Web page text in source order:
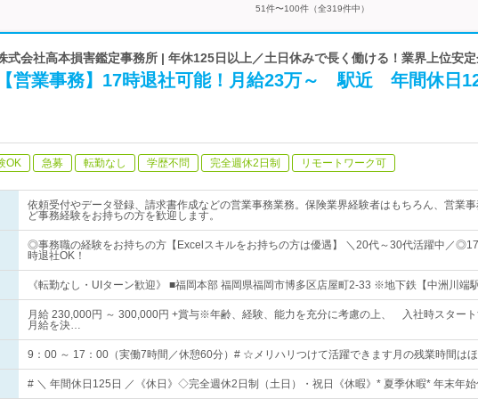
51件〜100件（全319件中）
式会社高本損害鑑定事務所 | 年休125日以上／土日休みで長く働ける！業界上位安
【営業事務】17時退社可能！月給23万～ 駅近 年間休日
OK 急募 転勤なし 学歴不問 完全週休2日制 リモートワーク可
依頼受付やデータ登録、請求書作成などの営業事務業務。保険業界経験者はもちろん、営業事
ど事務経験をお持ちの方を歓迎します。
◎事務職の経験をお持ちの方【Excelスキルをお持ちの方は優遇】 ＼20代～30代活躍中／
時退社OK！
《転勤なし・UIターン歓迎》 ■福岡本部 福岡県福岡市博多区店屋町2-33 ※地下鉄【中洲川端
月給 230,000円 ～ 300,000円 +賞与※年齢、経験、能力を充分に考慮の上、 入社時スタート
月給を決…
9：00 ～ 17：00（実働7時間／休憩60分）# ☆メリハリつけて活躍できます月の残業時間は
# ＼ 年間休日125日 ／《休日》◇完全週休2日制（土日）・祝日《休暇》* 夏季休暇* 年末年